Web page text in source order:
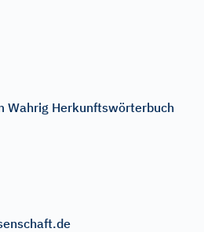
Wahrig Herkunftswörterbuch